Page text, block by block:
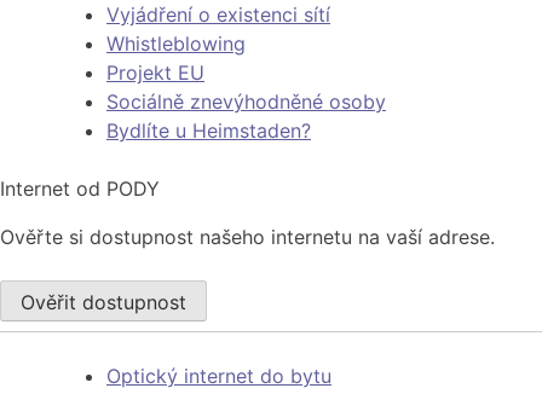
Vyjádření o existenci sítí
Whistleblowing
Projekt EU
Sociálně znevýhodněné osoby
Bydlíte u Heimstaden?
Internet od PODY
Ověřte si dostupnost našeho internetu na vaší adrese.
Ověřit dostupnost
Optický internet do bytu